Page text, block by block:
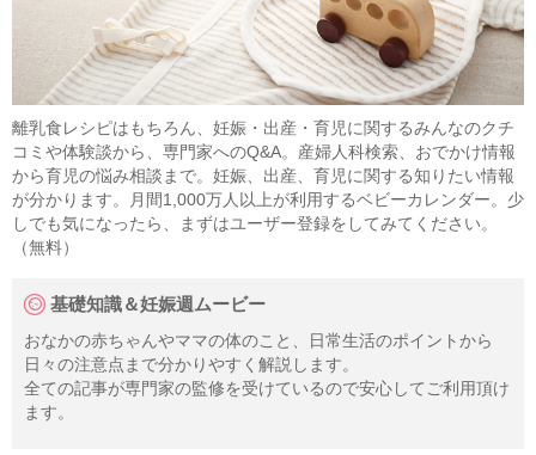
離乳食レシピはもちろん、妊娠・出産・育児に関するみんなのクチ
コミや体験談から、専門家へのQ&A。産婦人科検索、おでかけ情報
から育児の悩み相談まで。妊娠、出産、育児に関する知りたい情報
が分かります。月間1,000万人以上が利用するベビーカレンダー。少
しでも気になったら、まずはユーザー登録をしてみてください。
（無料）
基礎知識＆妊娠週ムービー
おなかの赤ちゃんやママの体のこと、日常生活のポイントから
日々の注意点まで分かりやすく解説します。
全ての記事が専門家の監修を受けているので安心してご利用頂け
ます。